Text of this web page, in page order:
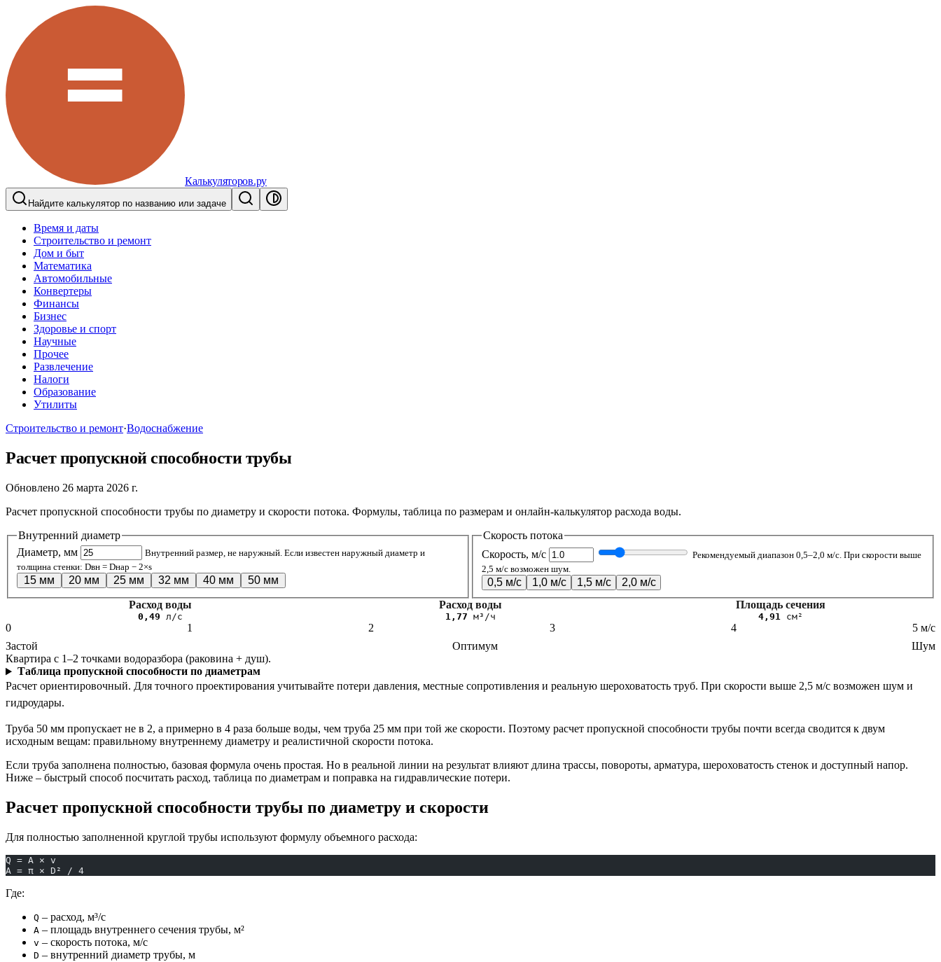
Калькуляторов.ру
Найдите калькулятор по названию или задаче
Время и даты
Строительство и ремонт
Дом и быт
Математика
Автомобильные
Конвертеры
Финансы
Бизнес
Здоровье и спорт
Научные
Прочее
Развлечение
Налоги
Образование
Утилиты
Строительство и ремонт·Водоснабжение
Расчет пропускной способности трубы
Обновлено 26 марта 2026 г.
Расчет пропускной способности трубы по диаметру и скорости потока. Формулы, таблица по размерам и онлайн-калькулятор расхода воды.
Внутренний диаметр
Диаметр, мм
Внутренний размер, не наружный. Если известен наружный диаметр и
толщина стенки: Dвн = Dнар − 2×s
15 мм 20 мм 25 мм 32 мм 40 мм 50 мм
Скорость потока
Скорость, м/с
Рекомендуемый диапазон 0,5–2,0 м/с. При скорости выше
2,5 м/с возможен шум.
0,5 м/с 1,0 м/с 1,5 м/с
2,0 м/с
Расход воды
0,49л/с
Расход воды
1,77 м³/ч
Площадь сечения
4,91 см²
0 1 2 3 4
5 м/с
Застой
Оптимум
Шум
Квартира с 1–2 точками водоразбора (раковина + душ).
Таблица пропускной способности по диаметрам
Расчет ориентировочный. Для точного проектирования учитывайте потери давления, местные сопротивления и реальную шероховатость труб. При скорости выше 2,5 м/с возможен шум и
гидроудары.
Труба 50 мм пропускает не в 2, а примерно в 4 раза больше воды, чем труба 25 мм при той же скорости. Поэтому расчет пропускной способности трубы почти всегда сводится к двум
исходным вещам: правильному внутреннему диаметру и реалистичной скорости потока.
Если труба заполнена полностью, базовая формула очень простая. Но в реальной линии на результат влияют длина трассы, повороты, арматура, шероховатость стенок и доступный напор.
Ниже – быстрый способ посчитать расход, таблица по диаметрам и поправка на гидравлические потери.
Расчет пропускной способности трубы по диаметру и скорости
Для полностью заполненной круглой трубы используют формулу объемного расхода:
Q = A × v
A = π × D² / 4
Где:
Q – расход, м³/с
A – площадь внутреннего сечения трубы, м²
v – скорость потока, м/с
D – внутренний диаметр трубы, м